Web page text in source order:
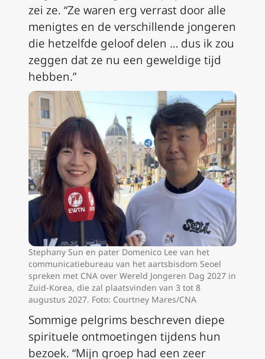
zei ze. “Ze waren erg verrast door alle
menigtes en de verschillende jongeren
die hetzelfde geloof delen … dus ik zou
zeggen dat ze nu een geweldige tijd
hebben.”
Stephany Sun en pater Domenico Lee van het
communicatiebureau van het aartsbisdom Seoel
spreken met CNA over Wereld Jongeren Dag 2027 in
Zuid-Korea, die zal plaatsvinden van 3 tot 8
augustus 2027. Foto: Courtney Mares/CNA
Sommige pelgrims beschreven diepe
spirituele ontmoetingen tijdens hun
bezoek. “Mijn groep had een zeer